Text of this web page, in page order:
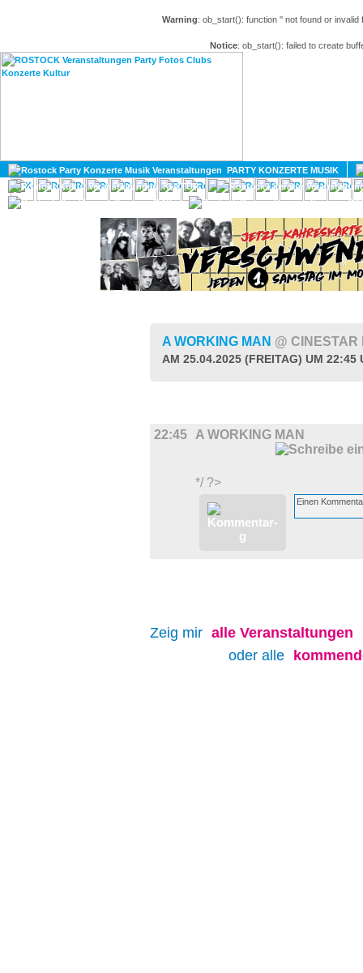
Warning: ob_start(): function '' not found or
Notice: ob_start(): failed to create
PARTY KONZERTE MUSIK
KULTUR
GAY
A WORKING MAN @
AM 25.04.2025 (FREITAG) UM 22:45
22:45 A WORKING MAN
*/ ?>
Zeig mir alle Veranstaltungen
oder alle